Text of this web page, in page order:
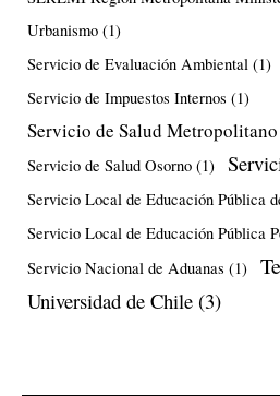
Urbanismo (1)
Servicio de Evaluación Ambiental (1)
Servicio de Impuestos Internos (1)
Servicio de Salud
Servicio de Salud Osorno (1)
Servicio Local de Educación Pública
Servicio Local de Educación Pública
Servicio Nacional de Aduanas (1)
Universidad de Chile (3)